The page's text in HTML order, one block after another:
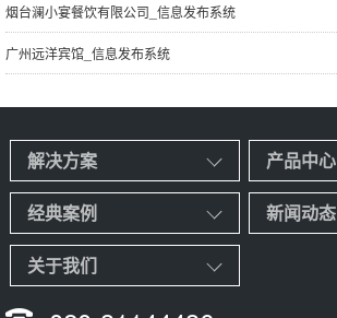
烟台澜小宴餐饮有限公司_信息发布系统
广州远洋宾馆_信息发布系统
解决方案 产品中心
经典案例 新闻动态
关于我们